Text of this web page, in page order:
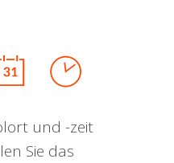
und -zeit
Sie das